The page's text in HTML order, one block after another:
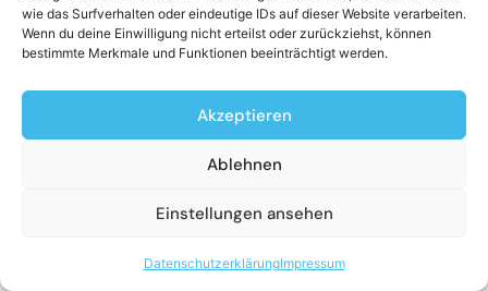
wie das Surfverhalten oder eindeutige IDs auf dieser Website verarbeiten.
Wenn du deine Einwilligung nicht erteilst oder zurückziehst, können
bestimmte Merkmale und Funktionen beeinträchtigt werden.
Akzeptieren
Ablehnen
Einstellungen ansehen
DatenschutzerklärungImpressum
HeizkostenV,
Mieterstrom im
zusätzlicher Transparenz oder im